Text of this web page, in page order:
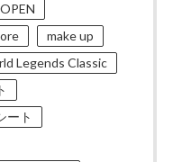
make up
Legends Classic
ート